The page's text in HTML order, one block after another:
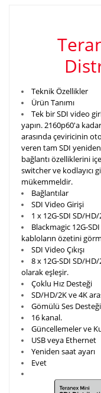
Teknik Özellikler
Ürün Tanımı
Tek bir SDI video
yapın. 2160p60'a
arasında çeviricinin
veren tam SDI yeniden
bağlantı özelliklerini
switcher ve kodlayıcı
mükemmeldir.
Bağlantılar
SDI Video Girişi
1 x 12G-SDI SD/
Blackmagic 12G-
kabloların özetini
SDI Video Çıkışı
8 x 12G-SDI SD/
olarak eşleşir.
Çoklu Hız Desteği
SD/HD/2K ve 4K
Gömülü Ses Desteği
16 kanal.
Güncellemeler ve
USB veya Ethernet
Yeniden saat ayarı
Evet